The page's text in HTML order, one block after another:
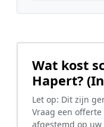
Wat kost
Hapert?
Let op: Dit zijn
Vraag een
afgestemd op